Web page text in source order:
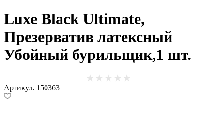
Luxe Black Ultimate,
Презерватив латексный
Убойный бурильщик,1 шт.
Артикул: 150363